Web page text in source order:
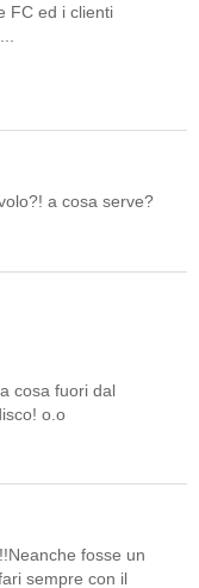
FC ed i clienti
a cosa serve?
cosa fuori dal
o.o
fosse un
sempre con il